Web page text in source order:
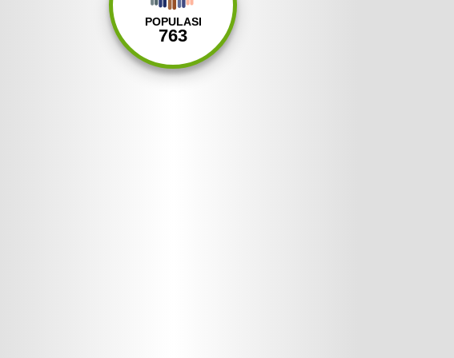
POPULASI
763
KABUPATEN TEGAL
WEBSITE RESMI DISDUKCAPIL KABUPATEN